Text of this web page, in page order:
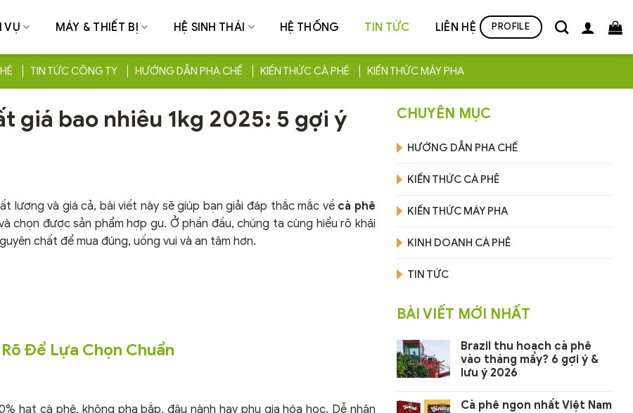
VỤ MÁY & THIẾT BỊ HỆ SINH THÁI HỆ THỐNG TIN TỨC LIÊN HỆ PROFILE
TIN TỨC CÔNG TY HƯỚNG DẪN PHA CHẾ KIẾN THỨC CÀ PHÊ KIẾN THỨC MÁY PHA
giá bao nhiêu 1kg 2025: 5 gợi ý
lượng và giá cả, bài viết này sẽ giúp bạn giải đáp thắc mắc về cà phê
chọn được sản phẩm hợp gu. Ở phần đầu, chúng ta cùng hiểu rõ khái
chất để mua đúng, uống vui và an tâm hơn.
Để Lựa Chọn Chuẩn
hạt cà phê, không pha bắp, đậu nành hay phụ gia hóa học. Dễ nhận
CHUYÊN MỤC
HƯỚNG DẪN PHA CHẾ
KIẾN THỨC CÀ PHÊ
KIẾN THỨC MÁY PHA
KINH DOANH CÀ PHÊ
TIN TỨC
BÀI VIẾT MỚI NHẤT
Brazil thu hoạch cà phê
vào tháng mấy? 6 gợi ý &
lưu ý 2026
Cà phê ngon nhất Việt Nam